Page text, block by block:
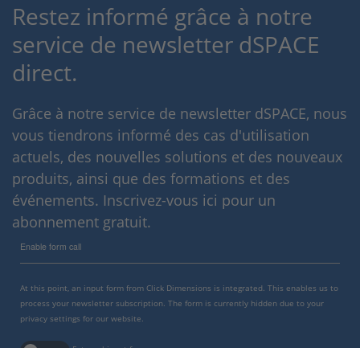
Restez informé grâce à notre
service de newsletter dSPACE
direct.
Grâce à notre service de newsletter dSPACE, nous
vous tiendrons informé des cas d'utilisation
actuels, des nouvelles solutions et des nouveaux
produits, ainsi que des formations et des
événements. Inscrivez-vous ici pour un
abonnement gratuit.
Enable form call
At this point, an input form from Click Dimensions is integrated. This enables us to
process your newsletter subscription. The form is currently hidden due to your
privacy settings for our website.